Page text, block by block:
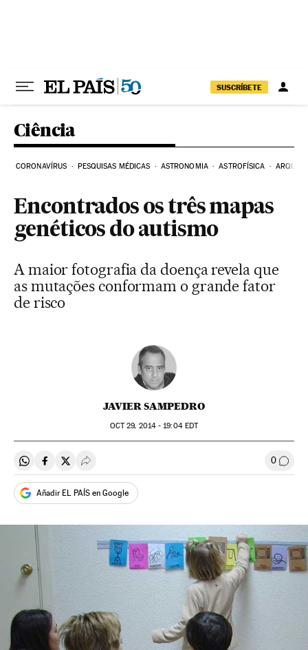
SUSCRÍBETE
Ciência
CORONAVÍRUS PESQUISAS MÉDICAS ASTRONOMIA ASTROFÍSICA
Encontrados os três mapas
genéticos do autismo
A maior fotografia da doença revela que
as mutações conformam o grande fator
de risco
JAVIER SAMPEDRO
OCT29, 2014 - 19:04EDT
Compartir en Whatsapp
Compartir en Facebook
Compartir en Twitter
Desplegar Redes Sociales 0
Añadir EL PAÍS en Google